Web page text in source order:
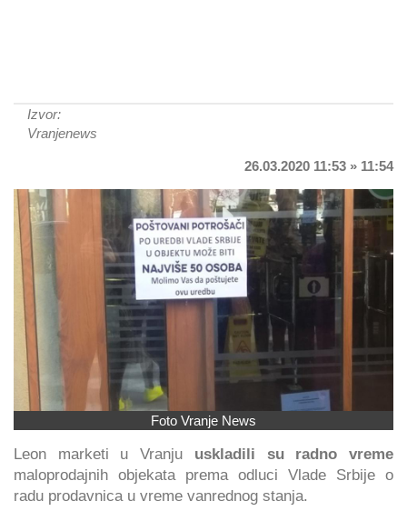
Izvor:
Vranjenews
26.03.2020 11:53 » 11:54
Foto Vranje News
Leon marketi u Vranju uskladili su radno vreme
maloprodajnih objekata prema odluci Vlade Srbije o
radu prodavnica u vreme vanrednog stanja.